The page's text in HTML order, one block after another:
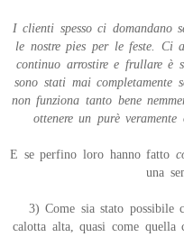
I clienti spesso ci domandano
le nostre pies per le feste. Ci
continuo arrostire e frullare
sono stati mai completamente
non funziona tanto bene
ottenere un purè veramente
E se perfino loro hanno fatto
una
3) Come sia stato
calotta alta, quasi come